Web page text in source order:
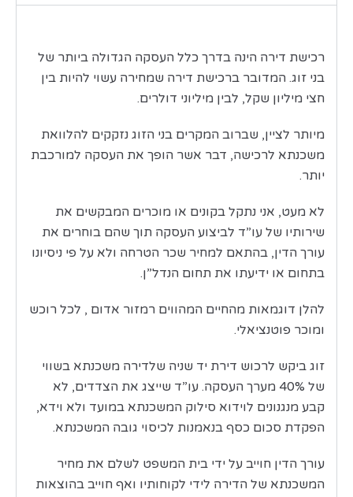
רכישת דירה הינה בדרך כלל העסקה הגדולה ביותר של
בני זוג. המדובר ברכישת דירה שמחירה עשוי להיות בין
חצי מיליון שקל, לבין מיליוני דולרים.
מיותר לציין, שברוב המקרים בני הזוג נזקקים להלוואת
משכנתא לרכישה, דבר אשר הופך את העסקה למורכבת
יותר.
לא מעט, אני נתקל בקונים או מוכרים המבקשים את
שירותיו של עו”ד לביצוע העסקה תוך שהם בוחרים את
עורך הדין, בהתאם למחיר שכר הטרחה ולא על פי ניסיונו
בתחום או ידיעתו את תחום הנדל”ן.
להלן דוגמאות מהחיים המהווים רמזור אדום , לכל רוכש
ומוכר פוטנציאלי.
זוג ביקש לרכוש דירת יד שניה שלדירה משכנתא בשווי
של 40% מערך העסקה. עו”ד שייצג את הצדדים, לא
קבע מנגנונים לוידוא סילוק המשכנתא במועד ולא וידא,
הפקדת סכום כסף בנאמנות לכיסוי גובה המשכנתא.
עורך הדין חוייב על ידי בית המשפט לשלם את מחיר
המשכנתא של הדירה לידי לקוחותיו ואף חוייב בהוצאות